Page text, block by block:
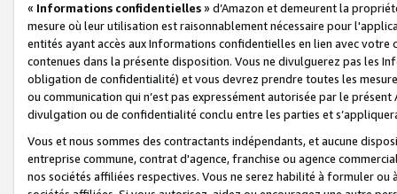
« Informations confidentielles» d’Amazon et demeurent la
mesure où leur utilisation est raisonnablement nécessaire pour
entités ayant accès aux Informations confidentielles en lien avec
contenues dans la présente disposition. Vous ne divulguerez pas les
obligation de confidentialité) et vous devrez prendre toutes les
ou communication qui n’est pas expressément autorisée par le
divulgation ou de confidentialité conclu entre les parties et
Vous et nous sommes des contractants indépendants, et aucune
entreprise commune, contrat d'agence, franchise ou agence
nos sociétés affiliées respectives. Vous ne serez habilité à formuler